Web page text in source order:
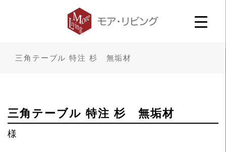
三角テーブル 特注 杉 無垢材
三角テーブル 特注 杉 無垢材
様